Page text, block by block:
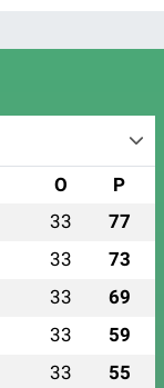
O P
33 77
33 73
33 69
33 59
33 55